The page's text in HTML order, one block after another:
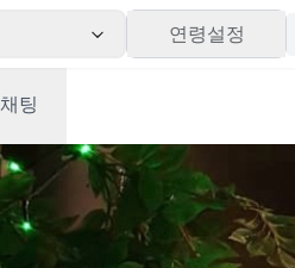
연령설정
채팅